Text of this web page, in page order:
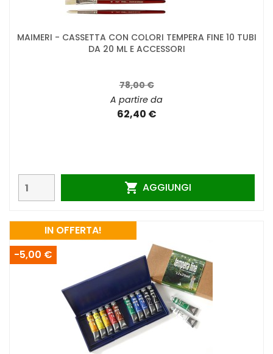
MAIMERI - CASSETTA CON COLORI TEMPERA FINE 10 TUBI
DA 20 ML E ACCESSORI
78,00 €
A partire da
62,40 €
 AGGIUNGI
IN OFFERTA!
-5,00 €